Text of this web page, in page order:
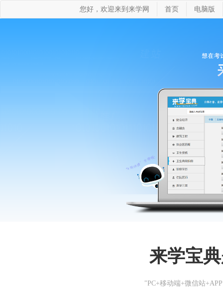
您好，欢迎来到来学网 首页 电脑版
来学宝
"PC+移动端+微信站